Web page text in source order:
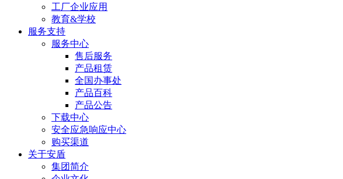
工厂企业应用
教育&学校
服务支持
服务中心
售后服务
产品租赁
全国办事处
产品百科
产品公告
下载中心
安全应急响应中心
购买渠道
关于安盾
集团简介